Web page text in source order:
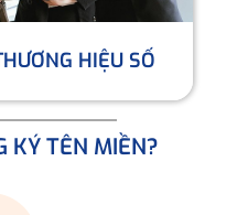
HIỆU SỐ
KÝ TÊN MIỀN?